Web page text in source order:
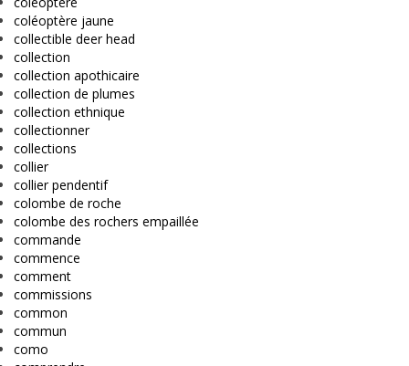
coléoptère jaune
collectible deer head
collection
collection apothicaire
collection de plumes
collection ethnique
collectionner
collections
collier
collier pendentif
colombe de roche
colombe des rochers empaillée
commande
commence
comment
commissions
common
commun
como